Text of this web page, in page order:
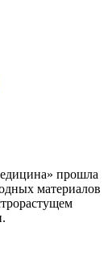
прошла
материалов